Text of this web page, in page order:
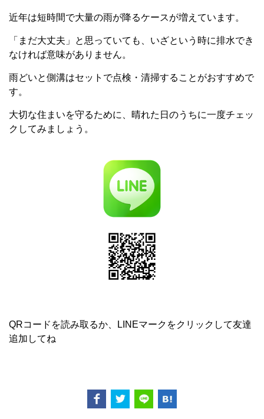
近年は短時間で大量の雨が降るケースが増えています。
「まだ大丈夫」と思っていても、いざという時に排水でき
なければ意味がありません。
雨どいと側溝はセットで点検・清掃することがおすすめで
す。
大切な住まいを守るために、晴れた日のうちに一度チェッ
クしてみましょう。
QRコードを読み取るか、LINEマークをクリックして友達
追加してね